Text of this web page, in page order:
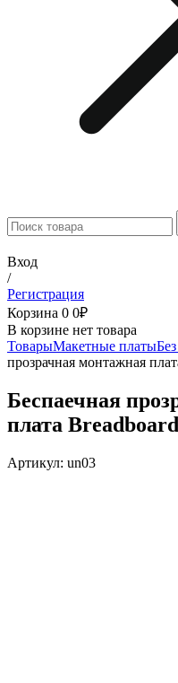
Вход
/
Регистрация
Корзина 0 0₽
В корзине нет товара
ТоварыМакетные платы
прозрачная монтажная
Беспаечная
плата
Артикул: un03